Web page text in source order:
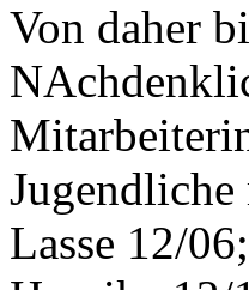
Von daher
Lasse 12/